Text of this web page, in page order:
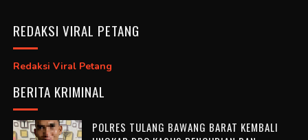
REDAKSI VIRAL PETANG
Redaksi Viral Petang
BERITA KRIMINAL
POLRES TULANG BAWANG BARAT KEMBALI